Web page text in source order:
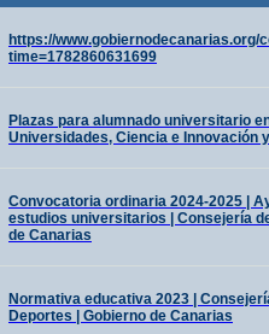
https://
time=1782860631699
Plazas para alumnado universitario
Universidades, Ciencia e Innovación
Convocatoria ordinaria 2024-2025 |
estudios universitarios | Consejería
de Canarias
Normativa educativa 2023 |
Deportes | Gobierno de Canarias